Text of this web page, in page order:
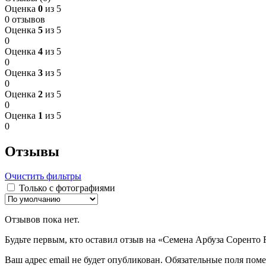
Оценка 0 из 5
0 отзывов
Оценка 5 из 5
0
Оценка 4 из 5
0
Оценка 3 из 5
0
Оценка 2 из 5
0
Оценка 1 из 5
0
Отзывы
Очистить фильтры
Только с фотографиями
Отзывов пока нет.
Будьте первым, кто оставил отзыв на «Семена Арбуза Соренто
Ваш адрес email не будет опубликован. Обязательные поля